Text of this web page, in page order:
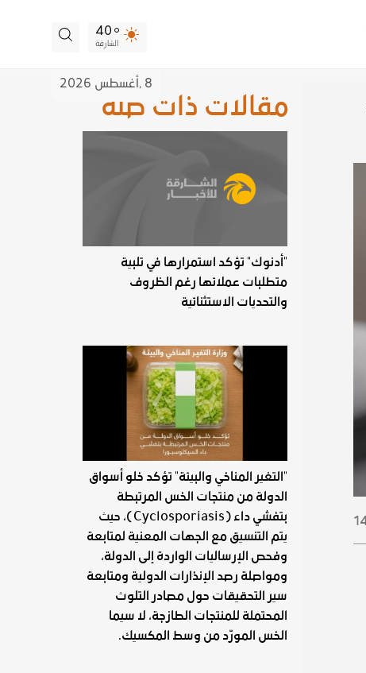
40
الشارقة
8 , أغسطس 2026
مقالات ذات صلة
"أدنوك" تؤكد استمرارها في تلبية
متطلبات عملائها رغم الظروف
والتحديات الاستثنائية
"التغير المناخي والبيئة" تؤكد خلو أسواق
الدولة من منتجات الخس المرتبطة
بتفشي داء (Cyclosporiasis)، حيث
يتم التنسيق مع الجهات المعنية لمتابعة
وفحص الإرساليات الواردة إلى الدولة،
ومواصلة رصد الإنذارات الدولية ومتابعة
سير التحقيقات حول مصادر التلوث
المحتملة للمنتجات الطازجة، لا سيما
الخس المورّد من وسط المكسيك.